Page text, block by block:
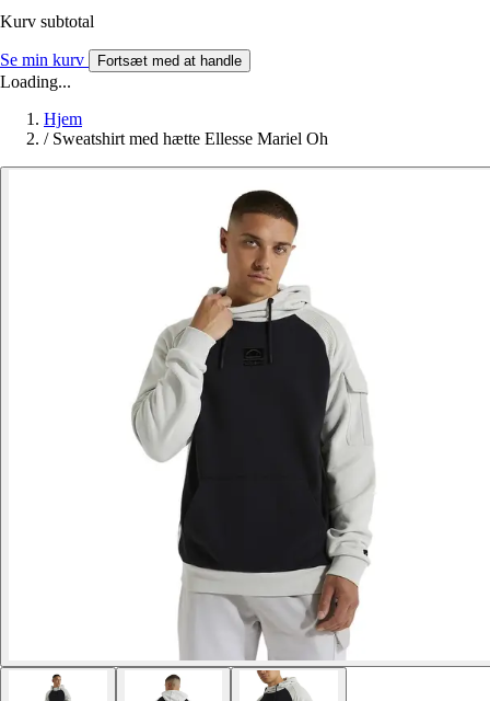
Kurv subtotal
Se min kurv Fortsæt med at handle
Loading...
Hjem
/ Sweatshirt med hætte Ellesse Mariel Oh